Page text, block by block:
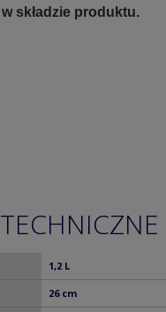
składzie produktu.
1,2 L
26 cm